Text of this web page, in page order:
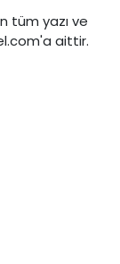
tüm yazı ve
aittir.